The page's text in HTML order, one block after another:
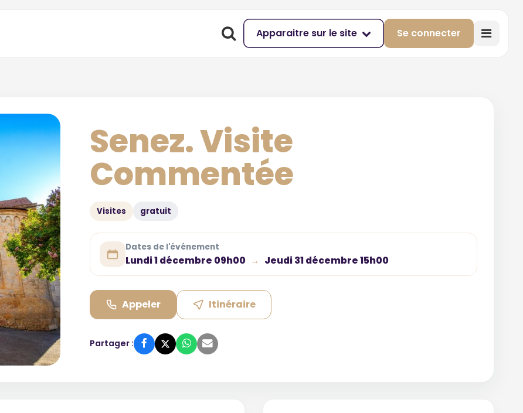
Apparaitre sur le site Se connecter
Senez. Visite
Commentée
Visites gratuit
Dates de l'événement
Lundi 1 décembre 09h00 → Jeudi 31 décembre 15h00
Appeler Itinéraire
Partager :